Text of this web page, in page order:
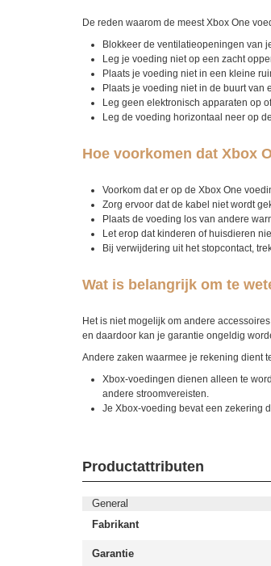
De reden waarom de meest Xbox One
Blokkeer de ventilatieopeningen van
Leg je voeding niet op een zacht
Plaats je voeding niet in een kleine
Plaats je voeding niet in de buurt van
Leg geen elektronisch apparaten op
Leg de voeding horizontaal neer op
Hoe voorkomen dat Xbox
Voorkom dat er op de Xbox One
Zorg ervoor dat de kabel niet wordt
Plaats de voeding los van andere
Let erop dat kinderen of huisdieren
Bij verwijdering uit het stopcontact,
Wat is belangrijk om te
Het is niet mogelijk om andere
en daardoor kan je garantie ongeldig
Andere zaken waarmee je rekening dient
Xbox-voedingen dienen alleen te
andere stroomvereisten.
Je Xbox-voeding bevat een zekering
Productattributen
General
Fabrikant
Garantie